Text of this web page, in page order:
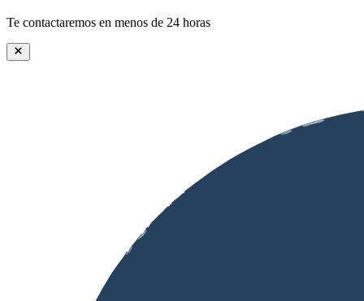
Te contactaremos en menos de 24 horas